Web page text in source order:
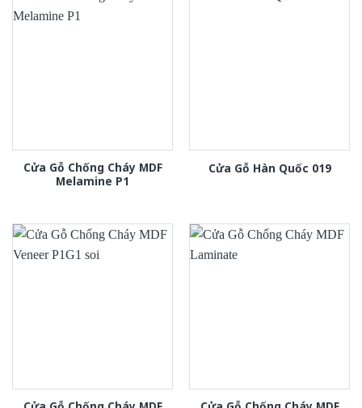
Cửa Gỗ Chống Cháy MDF
Melamine P1
Cửa Gỗ Hàn Quốc 019